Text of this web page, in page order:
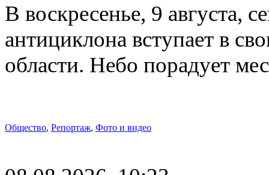
В воскресенье, 9 августа,
антициклона вступает в
области. Небо порадует
Общество, Репортаж, Фото и видео